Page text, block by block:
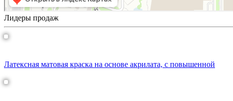
Лидеры продаж
Латексная матовая краска на основе акрилата, с повышенной